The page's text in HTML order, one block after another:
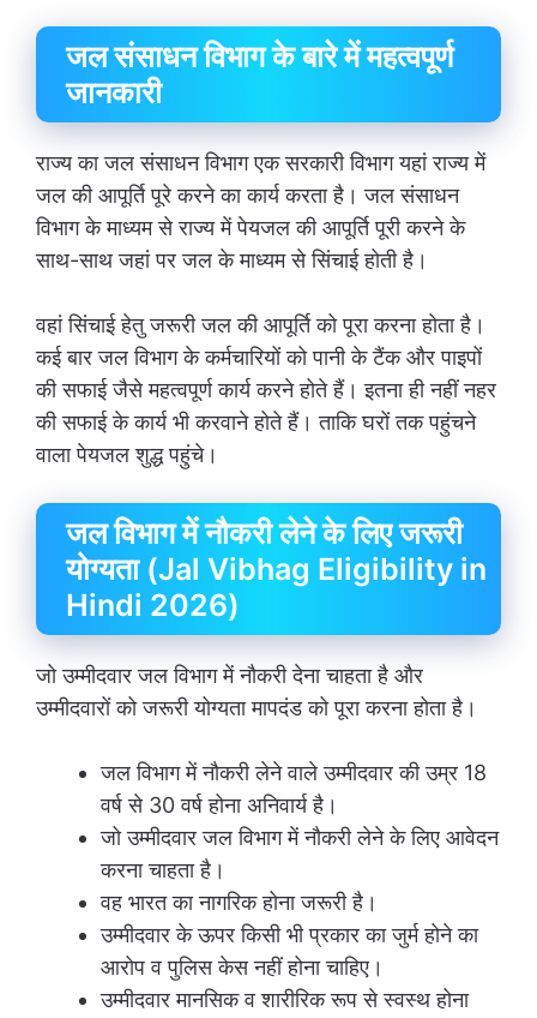
जल संसाधन विभाग के बारे में महत्वपूर्ण
जानकारी
राज्य का जल संसाधन विभाग एक सरकारी विभाग यहां राज्य में
जल की आपूर्ति पूरे करने का कार्य करता है। जल संसाधन
विभाग के माध्यम से राज्य में पेयजल की आपूर्ति पूरी करने के
साथ-साथ जहां पर जल के माध्यम से सिंचाई होती है।
वहां सिंचाई हेतु जरूरी जल की आपूर्ति को पूरा करना होता है।
कई बार जल विभाग के कर्मचारियों को पानी के टैंक और पाइपों
की सफाई जैसे महत्वपूर्ण कार्य करने होते हैं। इतना ही नहीं नहर
की सफाई के कार्य भी करवाने होते हैं। ताकि घरों तक पहुंचने
वाला पेयजल शुद्ध पहुंचे।
जल विभाग में नौकरी लेने के लिए जरूरी
योग्यता (Jal Vibhag Eligibility in
Hindi 2026)
जो उम्मीदवार जल विभाग में नौकरी देना चाहता है और
उम्मीदवारों को जरूरी योग्यता मापदंड को पूरा करना होता है।
जल विभाग में नौकरी लेने वाले उम्मीदवार की उम्र 18
वर्ष से 30 वर्ष होना अनिवार्य है।
जो उम्मीदवार जल विभाग में नौकरी लेने के लिए आवेदन
करना चाहता है।
वह भारत का नागरिक होना जरूरी है।
उम्मीदवार के ऊपर किसी भी प्रकार का जुर्म होने का
आरोप व पुलिस केस नहीं होना चाहिए।
उम्मीदवार मानसिक व शारीरिक रूप से स्वस्थ होना